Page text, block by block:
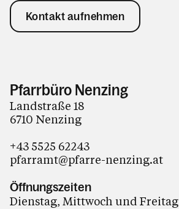
Kontakt aufnehmen
Pfarrbüro Nenzing
Landstraße 18
6710 Nenzing
+43 5525 62243
pfarramt@pfarre-nenzing.at
Öffnungszeiten
Dienstag, Mittwoch und Freitag